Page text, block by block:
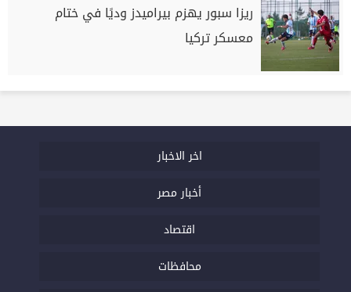
ريزا سبور يهزم بيراميدز وديًا في ختام
معسكر تركيا
اخر الاخبار
أخبار مصر
اقتصاد
محافظات